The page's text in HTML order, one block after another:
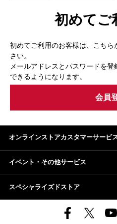
初めてご
初めてご利用のお客様は、こち
さい。
メールアドレスとパスワードを
できるようになります。
オンラインストアカスタマーサービ
イベント・その他サービス
スペシャライズドストア